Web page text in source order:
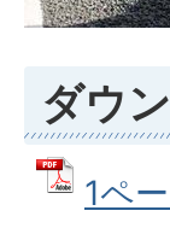
ダウ
1ペ